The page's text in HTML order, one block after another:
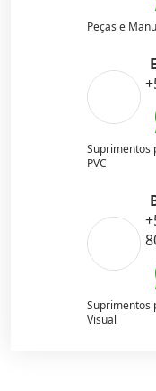
Peças e
Suprimentos
PVC
Suprimentos
Visual